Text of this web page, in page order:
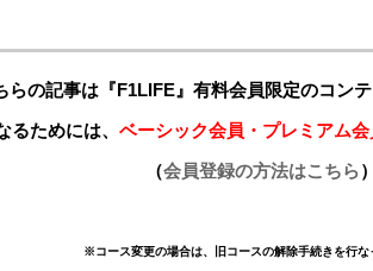
らの記事は『F1LIFE』有料会員限定のコンテ
るためには、 ベーシック会員・プレミアム会
（会員登録の方法はこちら）
※コース変更の場合は、旧コースの解除手続きを行な